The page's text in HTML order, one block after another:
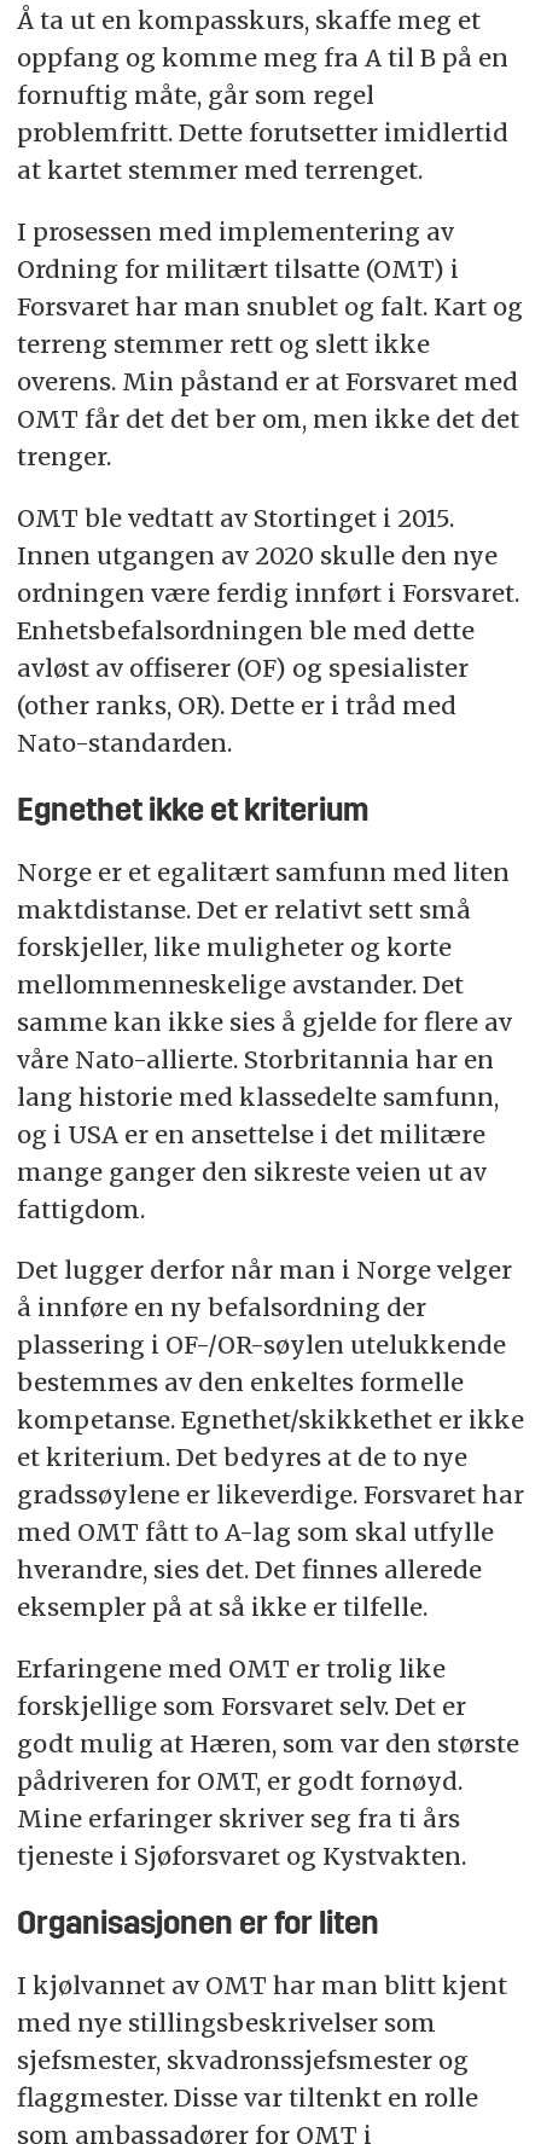
Å ta ut en kompasskurs, skaffe meg et
oppfang og komme meg fra A til B på en
fornuftig måte, går som regel
problemfritt. Dette forutsetter imidlertid
at kartet stemmer med terrenget.
I prosessen med implementering av
Ordning for militært tilsatte (OMT) i
Forsvaret har man snublet og falt. Kart og
terreng stemmer rett og slett ikke
overens. Min påstand er at Forsvaret med
OMT får det det ber om, men ikke det det
trenger.
OMT ble vedtatt av Stortinget i 2015.
Innen utgangen av 2020 skulle den nye
ordningen være ferdig innført i Forsvaret.
Enhetsbefalsordningen ble med dette
avløst av offiserer (OF) og spesialister
(other ranks, OR). Dette er i tråd med
Nato-standarden.
Egnethet ikke et kriterium
Norge er et egalitært samfunn med liten
maktdistanse. Det er relativt sett små
forskjeller, like muligheter og korte
mellommenneskelige avstander. Det
samme kan ikke sies å gjelde for flere av
våre Nato-allierte. Storbritannia har en
lang historie med klassedelte samfunn,
og i USA er en ansettelse i det militære
mange ganger den sikreste veien ut av
fattigdom.
Det lugger derfor når man i Norge velger
å innføre en ny befalsordning der
plassering i OF-/OR-søylen utelukkende
bestemmes av den enkeltes formelle
kompetanse. Egnethet/skikkethet er ikke
et kriterium. Det bedyres at de to nye
gradssøylene er likeverdige. Forsvaret har
med OMT fått to A-lag som skal utfylle
hverandre, sies det. Det finnes allerede
eksempler på at så ikke er tilfelle.
Erfaringene med OMT er trolig like
forskjellige som Forsvaret selv. Det er
godt mulig at Hæren, som var den største
pådriveren for OMT, er godt fornøyd.
Mine erfaringer skriver seg fra ti års
tjeneste i Sjøforsvaret og Kystvakten.
Organisasjonen er for liten
I kjølvannet av OMT har man blitt kjent
med nye stillingsbeskrivelser som
sjefsmester, skvadronssjefsmester og
flaggmester. Disse var tiltenkt en rolle
som ambassadører for OMT i